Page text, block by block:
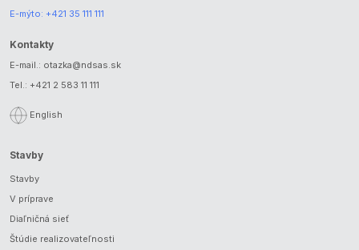
E-mýto: +421 35 111 111
Kontakty
E-mail.: otazka@ndsas.sk
Tel.: +421 2 583 11 111
English
Stavby
Stavby
V príprave
Diaľničná sieť
Štúdie realizovateľnosti